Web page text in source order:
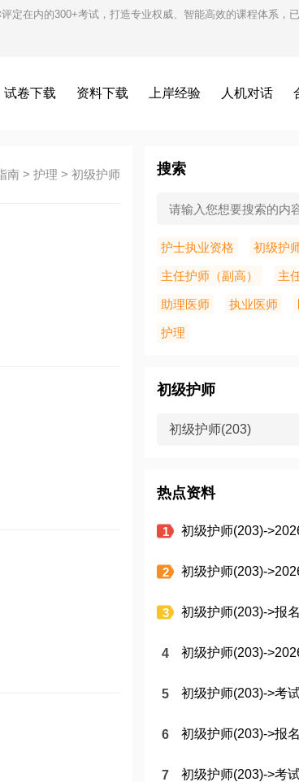
定在内的300+考试，打造专业权威、智能高效的课程体系，
试卷下载 资料下载 上岸经验 人机对话
南 > 护理 > 初级护师 搜索
护士执业资格 初级护
主任护师（副高） 主
助理医师 执业医师
护理
初级护师
初级护师(203)
热点资料
初级护师(203)-
初级护师(203)->报
初级护师(203)->考
初级护师(203)->报
初级护师(203)->考